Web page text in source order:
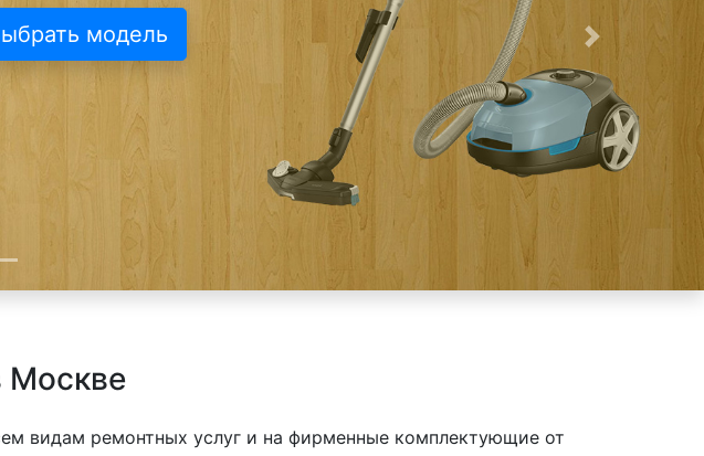
модель
Следующая
Москве
видам ремонтных услуг и на фирменные комплектующие от